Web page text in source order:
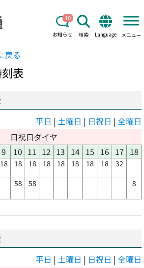
お知らせ
10
検索 Language メニュー
戻る
表
平日 | 土曜日 | 日祝日 | 全曜日
日祝日ダイヤ
9 10 11 12 13 14 15 16 17 18
18 18 18 18 18 18 18 18 32
58 58 8
平日 | 土曜日 | 日祝日 | 全曜日